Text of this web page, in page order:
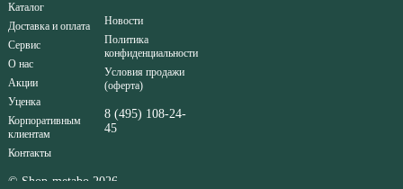
Каталог
Доставка и оплата
Сервис
О нас
Акции
Уценка
Корпоративным
клиентам
Контакты
Новости
Политика
конфиденциальности
Условия продажи
(оферта)
8 (495) 108-24-
45
© Shop-metabo 2026